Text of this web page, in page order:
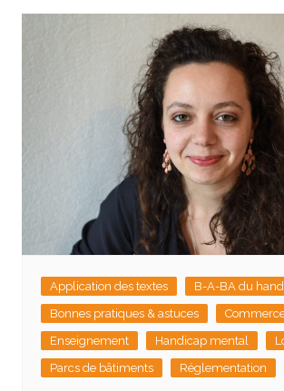
Application des textes
B-A-BA du
Bonnes pratiques & astuces
Enseignement
Handicap mental
Parcs de bâtiments
Réglementation